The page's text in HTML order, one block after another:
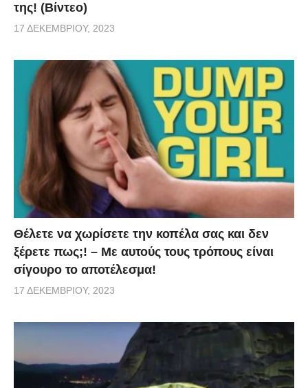
της! (Βίντεο)
17 ΔΕΚΕΜΒΡΊΟΥ, 2023
Θέλετε να χωρίσετε την κοπέλα σας και δεν
ξέρετε πως;! – Με αυτούς τους τρόπους είναι
σίγουρο το αποτέλεσμα!
17 ΔΕΚΕΜΒΡΊΟΥ, 2023